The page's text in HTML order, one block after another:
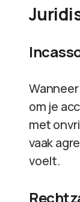
om je
met
vaak
voelt.